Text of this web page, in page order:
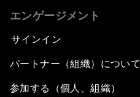
エンゲージメント
サインイン
パートナー（組織）について
参加する（個人、組織）